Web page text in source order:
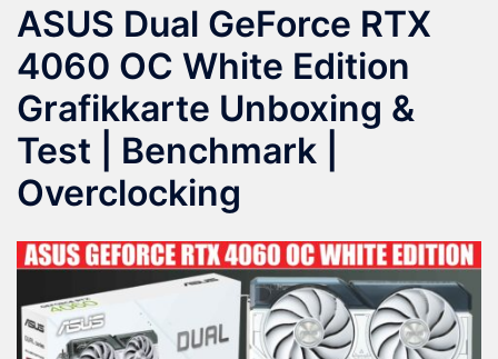
ASUS Dual GeForce RTX
4060 OC White Edition
Grafikkarte Unboxing &
Test | Benchmark |
Overclocking